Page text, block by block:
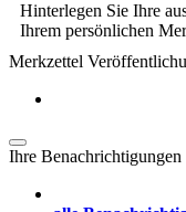
Hinterlegen Sie Ihre
Ihrem persönlichen
Merkzettel
Ihre Benachrichtigungen